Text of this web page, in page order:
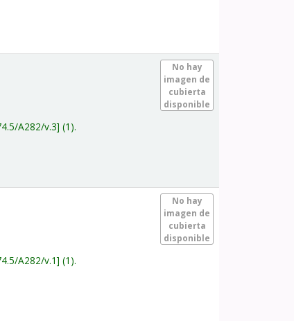
No hay
imagen de
cubierta
disponible
A282/v.3 (1).
No hay
imagen de
cubierta
disponible
A282/v.1 (1).